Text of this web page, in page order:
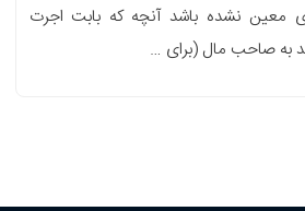
معین نشده باشد آنچه که بابت اجرت
به صاحب مال (برای …